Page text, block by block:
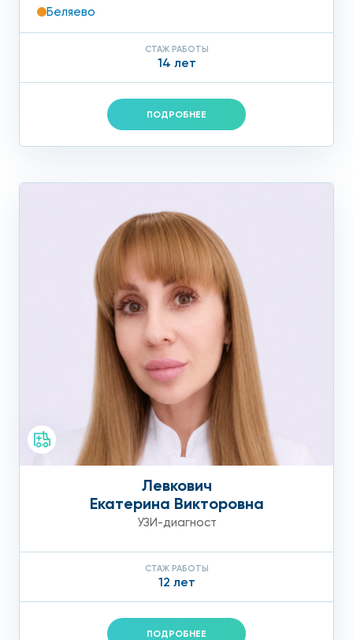
Беляево
СТАЖ РАБОТЫ
14 лет
ПОДРОБНЕЕ
Левкович
Екатерина Викторовна
УЗИ-диагност
СТАЖ РАБОТЫ
12 лет
ПОДРОБНЕЕ